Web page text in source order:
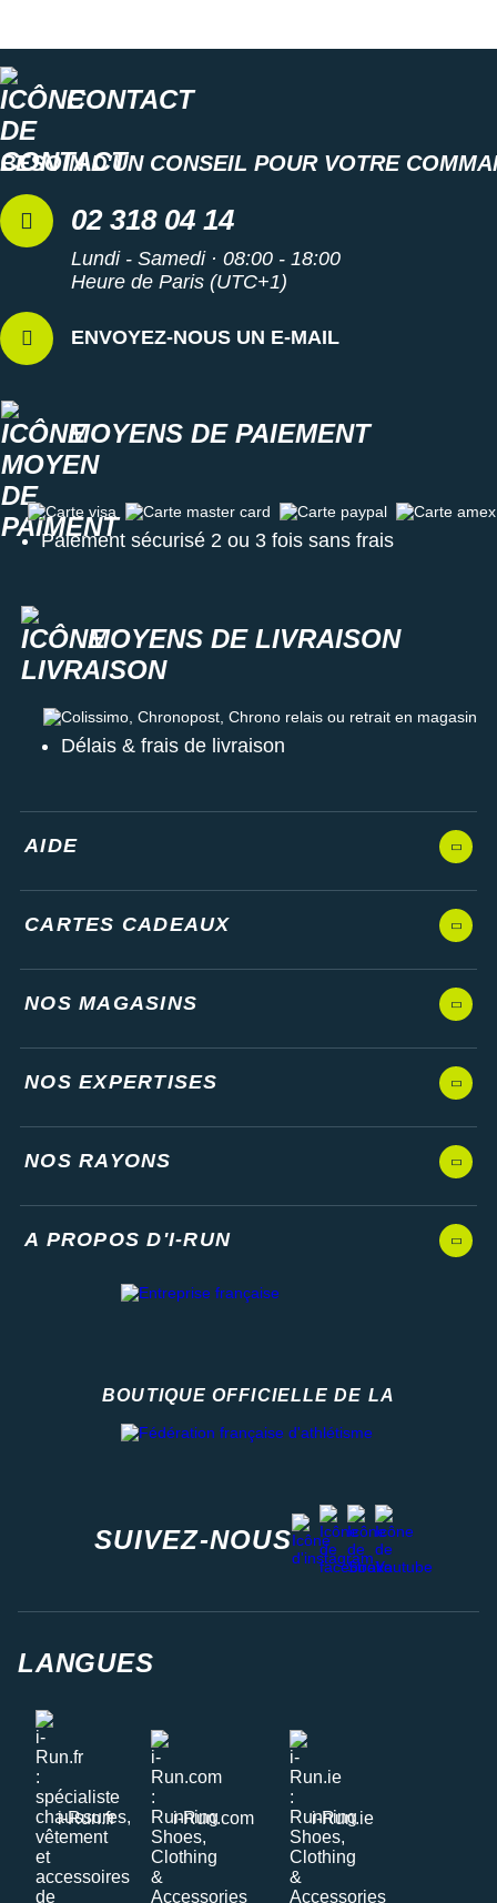
CONTACT
BESOIN D'UN CONSEIL POUR VOTRE
02 318 04 14
Lundi - Samedi · 08:00 - 18:00
Heure de Paris (UTC+1)
ENVOYEZ-NOUS UN E-MAIL
MOYENS DE PAIEMENT
Carte visa Carte master card Carte paypal Carte amex
Paiement sécurisé 2 ou 3 fois sans frais
MOYENS DE LIVRAISON
Colissimo, Chronopost, Chrono relais ou retrait en magasin
Délais & frais de livraison
AIDE
CARTES CADEAUX
NOS MAGASINS
NOS EXPERTISES
NOS RAYONS
A PROPOS D'I-RUN
BOUTIQUE OFFICIELLE DE LA
SUIVEZ-NOUS
instagram
facebook
stravayoutube
LANGUES
i-Run.fr i-Run.com i-Run.ie